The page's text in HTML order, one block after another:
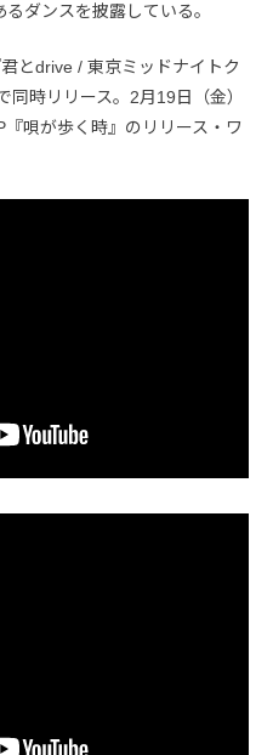
ダンスを披露している。
とdrive / 東京ミッドナイトク
時リリース。2月19日（金）
唄が歩く時』のリリース・ワ